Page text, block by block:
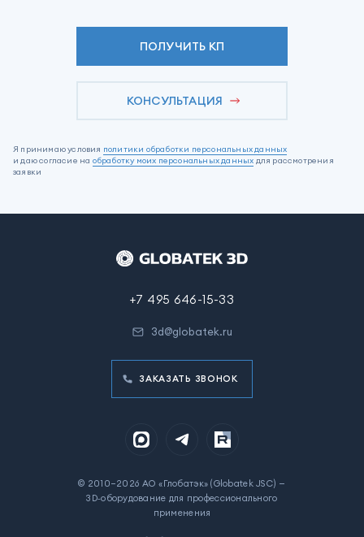
ПОЛУЧИТЬ КП
КОНСУЛЬТАЦИЯ
Я принимаю условия политики обработки персональных данных
и даю согласие на обработку моих персональных данных для рассмотрения
заявки
+7 495 646-15-33
3d@globatek.ru
ЗАКАЗАТЬ ЗВОНОК
© 2010–2026 АО «Глобатэк» (Globatek JSC) —
3D‑оборудование для профессионального
применения